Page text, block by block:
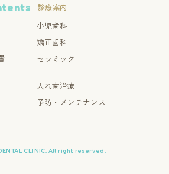
診療案内
小児歯科
矯正歯科
セラミック
入れ歯治療
予防・メンテナンス
CLINIC. All right reserved.